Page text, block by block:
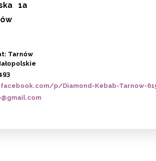
1a
Tarnów
p/Diamond-Kebab-Tarnow-